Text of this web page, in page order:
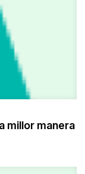
millor manera